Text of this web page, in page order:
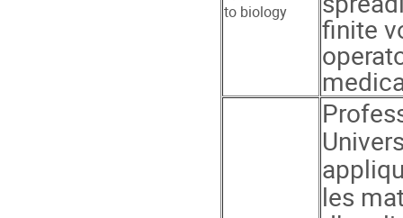
to biology
finite
les